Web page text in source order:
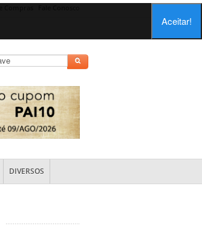
Aceitar!
DIVERSOS